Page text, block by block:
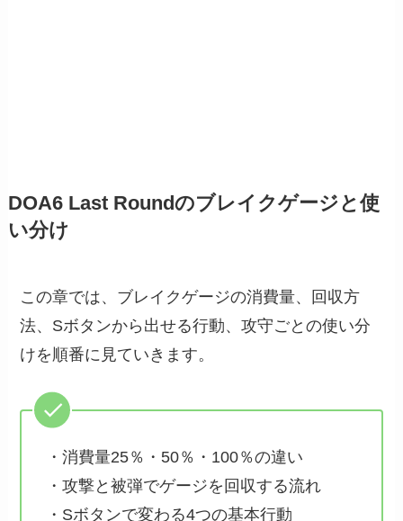
DOA6 Last Roundのブレイクゲージと使
い分け
この章では、ブレイクゲージの消費量、回収方
法、Sボタンから出せる行動、攻守ごとの使い分
けを順番に見ていきます。
・消費量25％・50％・100％の違い
・攻撃と被弾でゲージを回収する流れ
・Sボタンで変わる4つの基本行動